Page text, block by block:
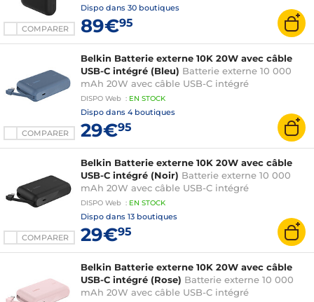
COMPARER
Dispo dans 30 boutiques
89€95
COMPARER
Belkin Batterie externe 10K 20W avec câble
USB-C intégré (Bleu) Batterie externe 10 000
mAh 20W avec câble USB-C intégré
DISPO Web : EN STOCK
Dispo dans 4 boutiques
29€95
COMPARER
Belkin Batterie externe 10K 20W avec câble
USB-C intégré (Noir) Batterie externe 10 000
mAh 20W avec câble USB-C intégré
DISPO Web : EN STOCK
Dispo dans 13 boutiques
29€95
Belkin Batterie externe 10K 20W avec câble
USB-C intégré (Rose) Batterie externe 10 000
mAh 20W avec câble USB-C intégré